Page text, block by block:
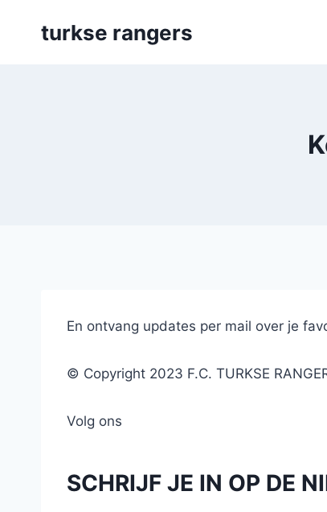
turkse rangers
En ontvang updates per mail over je
© Copyright 2023 F.C. TURKSE
Volg ons
SCHRIJF JE IN OP DE